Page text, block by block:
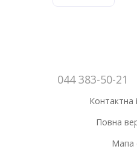
044 383-50-21
Контактна
Повна
Мапа